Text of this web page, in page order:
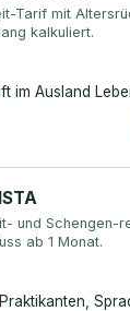
Tarif mit
kalkuliert.
im Ausland
und Schengen-
ab 1 Monat.